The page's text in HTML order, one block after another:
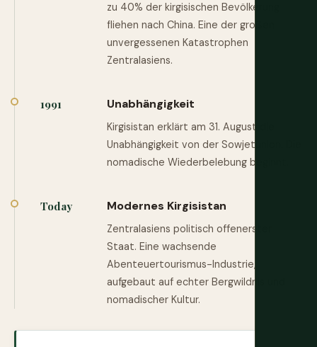
zu 40% der kirgisischen Bevölkerung
fliehen nach China. Eine der großen
unvergessenen Katastrophen
Zentralasiens.
1991 Unabhängigkeit
Kirgisistan erklärt am 31. August die
Unabhängigkeit von der Sowjetunion. Die
nomadische Wiederbelebung beginnt.
Today Modernes Kirgisistan
Zentralasiens politisch offenerster
Staat. Eine wachsende
Abenteuertourismus-Industrie,
aufgebaut auf echter Bergwildnis und
nomadischer Kultur.